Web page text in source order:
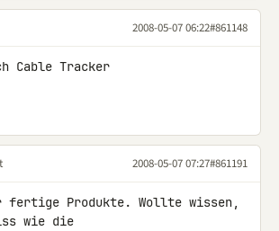
2008-05-07 06:22#861148
Cable Tracker
2008-05-07 07:27#861191
Produkte. Wollte wissen,
wie die